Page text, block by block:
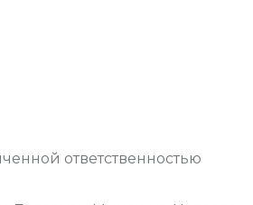
ответственностью